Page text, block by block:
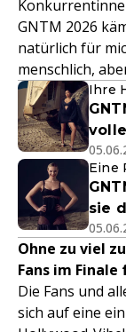
GNTM 2026
natürlich für
menschlich,
Ihre
Eine
sie
Ohne zu viel
Fans im Finale
Die Fans und
sich auf eine